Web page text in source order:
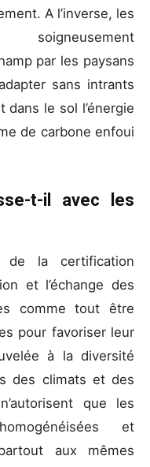
A l’inverse, les
par les paysans
sans intrants
le sol l’énergie
de carbone enfoui
t-il avec les
la certification
et l’échange des
comme tout être
pour favoriser leur
à la diversité
des climats et des
que les
et
aux mêmes